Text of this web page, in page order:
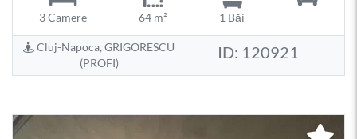
3 Camere 64 m² 1 Băi -
Cluj-Napoca, GRIGORESCU
(PROFI)
ID: 120921